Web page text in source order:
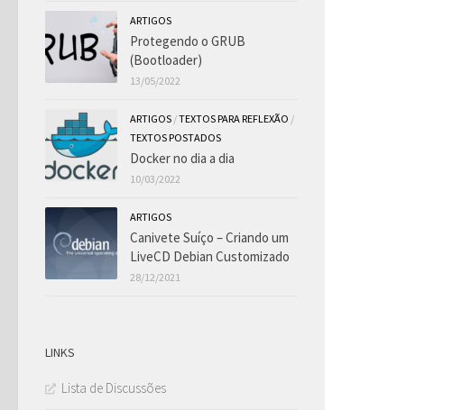
ARTIGOS
Protegendo o GRUB
(Bootloader)
13/05/2022
ARTIGOS /TEXTOS PARA REFLEXÃO /
TEXTOS POSTADOS
Docker no dia a dia
10/03/2022
ARTIGOS
Canivete Suíço – Criando um
LiveCD Debian Customizado
28/12/2021
LINKS
Lista de Discussões